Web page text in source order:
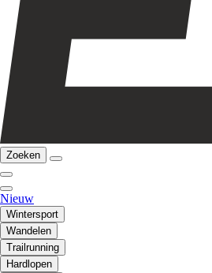
Zoeken
Nieuw
Wintersport
Wandelen
Trailrunning
Hardlopen